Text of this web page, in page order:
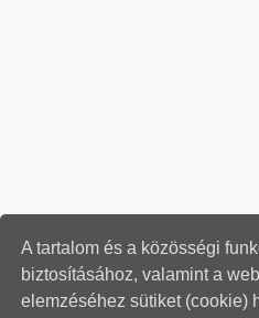
A tartalom és a közösségi
biztosításához, valamint a
elemzéséhez sütiket (cookie)